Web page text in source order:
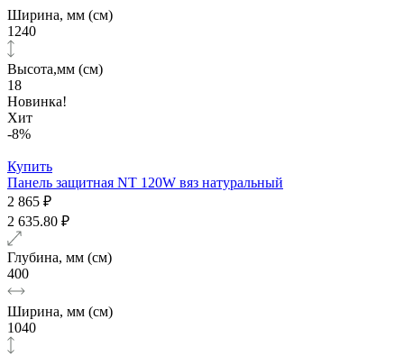
Ширина, мм (см)
1240
Высота,мм (см)
18
Новинка!
Хит
-8%
Купить
Панель защитная NT 120W вяз натуральный
2 865 ₽
2 635.80 ₽
Глубина, мм (см)
400
Ширина, мм (см)
1040